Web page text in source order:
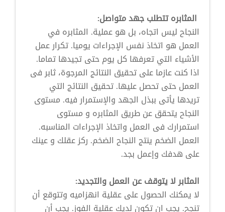
المثابره تتطلب جهد متواصل:
النجاح ليس اتجاه، بل هو عملية. المثابره في
العمل هو اتخاذ نفس الإجراءات يوميا. تكرار عمل
الأشياء التي تعرفها كل يوم حتى تجيدها تماما.
اذا كنت عازما على تحقيق النتائج المرجوة، ثابر فى
العمل حتى تحصل عليها. تحقيق النتائج التي
تريدها يأتى ببذل الجهد والإستمرار فيه. مستوى
النجاح يتحقق عن طريق المثابره و مستوى
استمرارك فى العمل واتخاذ الإجراءات المناسبه.
العمل الضخم ينتج النجاح الضخم. ركز عقلك و عينك
على هدفك وإعمل بجد.
المثابر لا يتوقف عن العمل والتجديد:
لا يمكنك الحصول على عقلية انهزاميه وتتوقع أن
تنجح. يجب ان تكون لديك عقلية الفوز. يجب أن